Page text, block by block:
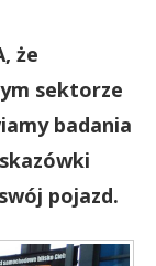
że
sektorze
badania
pojazd.